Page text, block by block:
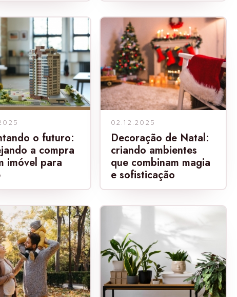
o futuro:
a compra
imóvel para
02.12.2025
Decoração de Natal:
criando ambientes
que combinam magia
e sofisticação